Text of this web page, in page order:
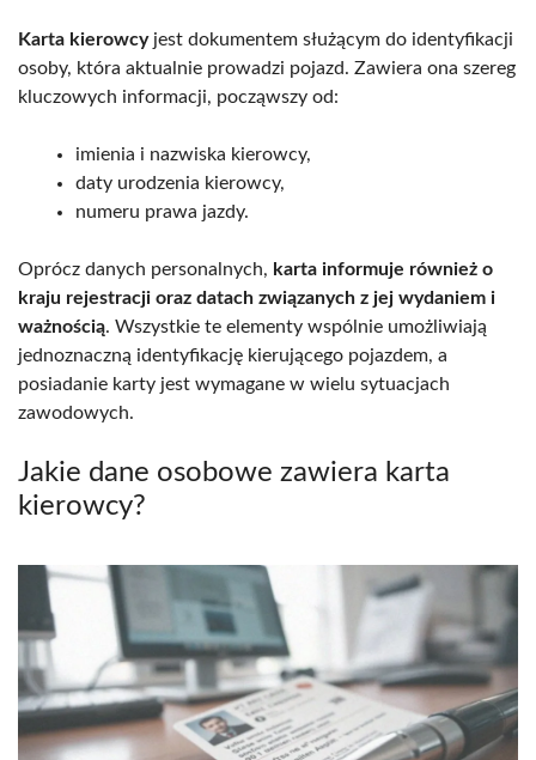
Karta kierowcyjest dokumentem służącym do identyfikacji
osoby, która aktualnie prowadzi pojazd. Zawiera ona szereg
kluczowych informacji, począwszy od:
imienia i nazwiska kierowcy,
daty urodzenia kierowcy,
numeru prawa jazdy.
Oprócz danych personalnych, karta informuje również o
kraju rejestracji oraz datach związanych z jej wydaniem i
ważnością. Wszystkie te elementy wspólnie umożliwiają
jednoznaczną identyfikację kierującego pojazdem, a
posiadanie karty jest wymagane w wielu sytuacjach
zawodowych.
Jakie dane osobowe zawiera karta
kierowcy?